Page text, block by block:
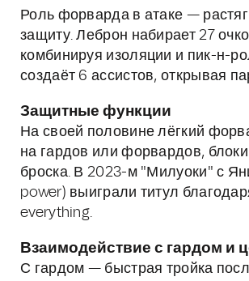
Роль форварда в атаке —
защиту. Леброн набирает 27
комбинируя изоляции и пик-н-
создаёт 6 ассистов, открывая
Защитные функции
На своей половине лёгкий
на гардов или форвардов,
броска. В 2023-м "Милуоки" с
power) выиграли титул
everything.
Взаимодействие с гардом и
С гардом — быстрая тройка